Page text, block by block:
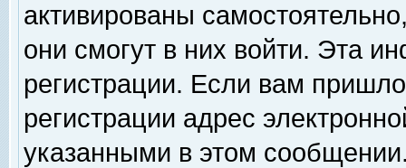
активированы
они смогут в них войти. Эта
регистрации. Если вам
регистрации адрес
указанными в этом